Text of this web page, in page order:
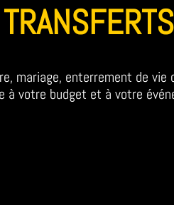
mariage, enterrement de vie
à votre budget et à votre